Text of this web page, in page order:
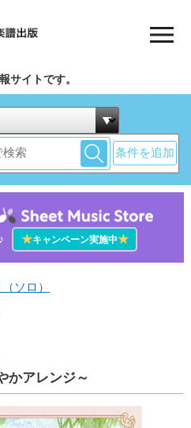
サイトです。
条件を追加
★キャンペーン実施中★
ソロ）
かアレンジ～